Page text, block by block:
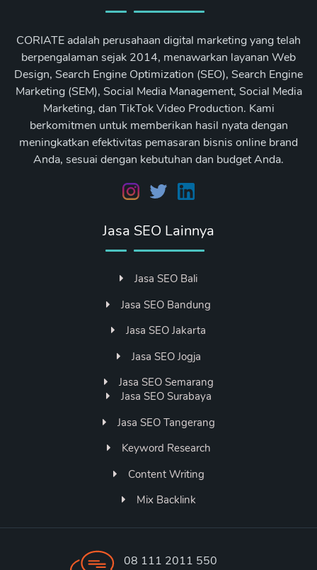
CORIATE adalah perusahaan digital marketing yang telah
berpengalaman sejak 2014, menawarkan layanan Web
Design, Search Engine Optimization (SEO), Search Engine
Marketing (SEM), Social Media Management, Social Media
Marketing, dan TikTok Video Production. Kami
berkomitmen untuk memberikan hasil nyata dengan
meningkatkan efektivitas pemasaran bisnis online brand
Anda, sesuai dengan kebutuhan dan budget Anda.
Jasa SEO Lainnya
Jasa SEO Bali
Jasa SEO Bandung
Jasa SEO Jakarta
Jasa SEO Jogja
Jasa SEO Semarang
Jasa SEO Surabaya
Jasa SEO Tangerang
Keyword Research
Content Writing
Mix Backlink
08 111 2011 550